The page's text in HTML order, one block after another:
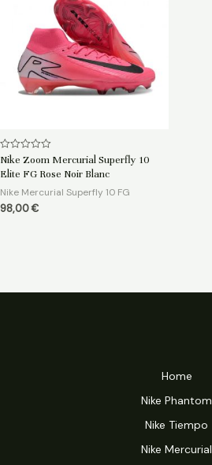
Note
sur
Nike Zoom Mercurial Superfly 10
Elite FG Rose Noir Blanc
Nike Mercurial Superfly 10 FG
98,00€
Home
Nike Phantom
Nike Tiempo
Nike Mercurial